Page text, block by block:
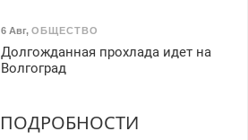
6 Авг, ОБЩЕСТВО
Долгожданная прохлада идет на
Волгоград
ПОДРОБНОСТИ